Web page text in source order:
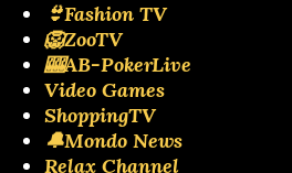
👙Fashion TV
🦁ZooTV
🎰AB-PokerLive
Video Games
ShoppingTV
🔔Mondo News
Relax Channel